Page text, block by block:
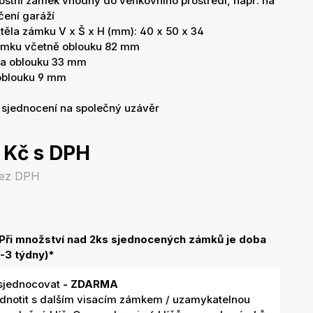
garáží
zámku V x Š x H (mm): 40 x 50 x 34
včetně oblouku 82 mm
oblouku 33 mm
9 mm
na společný uzávěr
s DPH
DPH
množství nad 2ks sjednocených zámků je doba
3 týdny)*
- ZDARMA
s dalším visacím zámkem / uzamykatelnou